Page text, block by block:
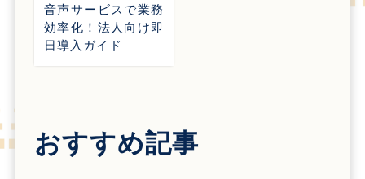
音声サービスで業務
効率化！法人向け即
日導入ガイド
おすすめ記事